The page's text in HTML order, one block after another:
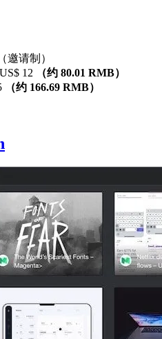
邀请制）
12
（约 80.01 RMB）
（约 166.69 RMB）